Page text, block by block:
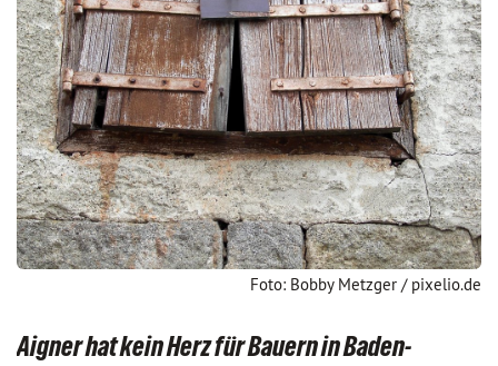
Foto: Bobby Metzger / pixelio.de
Aigner hat kein Herz für Bauern in Baden-